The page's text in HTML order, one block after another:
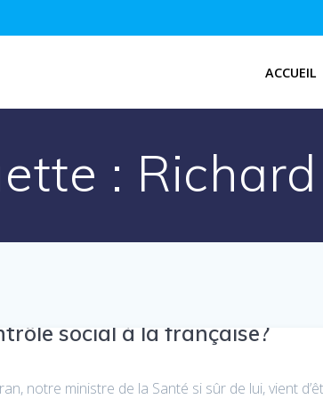
ACCUEIL
:
social à la française?
notre ministre de la Santé si sûr de lui, vient